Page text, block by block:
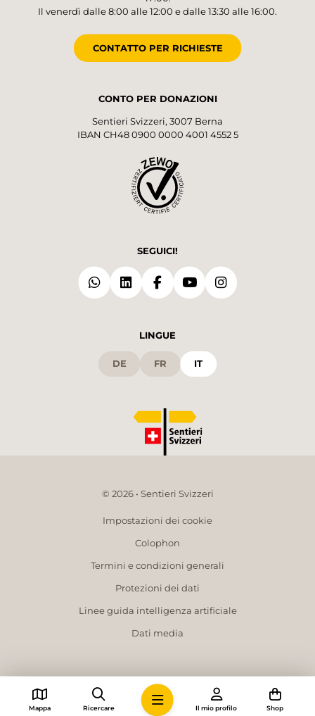
Il venerdì dalle 8:00 alle 12:00 e dalle 13:30 alle 16:00.
CONTATTO PER RICHIESTE
CONTO PER DONAZIONI
Sentieri Svizzeri, 3007 Berna
IBAN CH48 0900 0000 4001 4552 5
SEGUICI!
LINGUE
DE FR IT
© 2026 • Sentieri Svizzeri
Impostazioni dei cookie
Colophon
Termini e condizioni generali
Protezioni dei dati
Linee guida intelligenza artificiale
Dati media
Mappa Ricercare Il mio profilo Shop